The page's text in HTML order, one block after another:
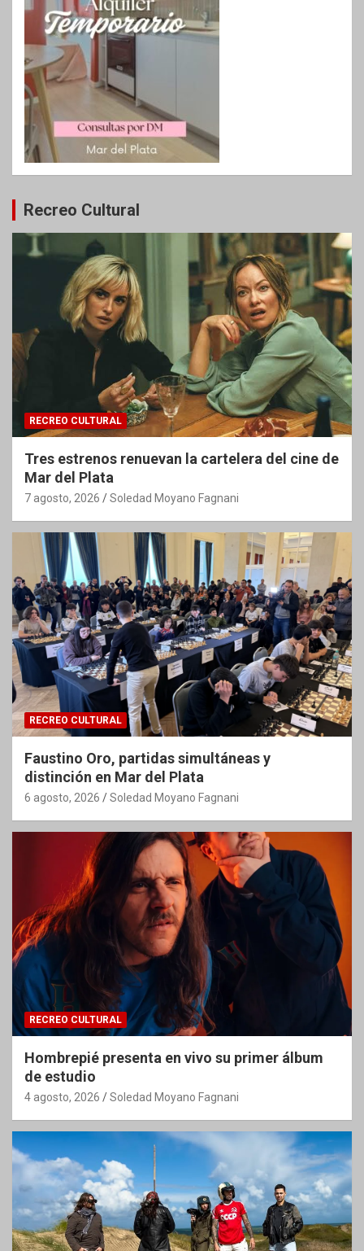
Recreo Cultural
RECREO CULTURAL
Tres estrenos renuevan la cartelera del cine de
Mar del Plata
7 agosto, 2026 Soledad Moyano Fagnani
RECREO CULTURAL
Faustino Oro, partidas simultáneas y
distinción en Mar del Plata
6 agosto, 2026 Soledad Moyano Fagnani
RECREO CULTURAL
Hombrepié presenta en vivo su primer álbum
de estudio
4 agosto, 2026 Soledad Moyano Fagnani